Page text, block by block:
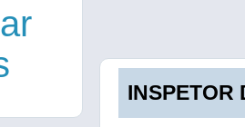
INSPETOR